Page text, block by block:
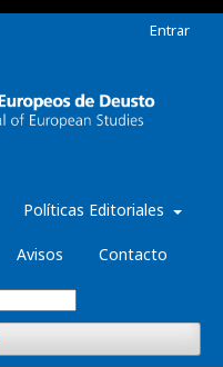
Políticas Editoriales
Avisos Contacto
Entrar